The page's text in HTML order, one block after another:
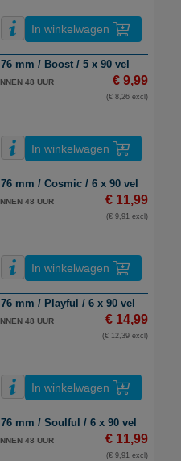
In winkelwagen
mm / Boost / 5 x 90 vel
48 UUR € 9,99
(€ 8,26 excl)
In winkelwagen
mm / Cosmic / 6 x 90 vel
48 UUR € 11,99
(€ 9,91 excl)
In winkelwagen
mm / Playful / 6 x 90 vel
48 UUR € 14,99
(€ 12,39 excl)
In winkelwagen
mm / Soulful / 6 x 90 vel
48 UUR € 11,99
(€ 9,91 excl)